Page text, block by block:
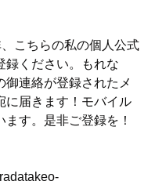
こちらの私の個人公式
録ください。もれな
御連絡が登録されたメ
に届きます！モバイル
ます。是非ご登録を！